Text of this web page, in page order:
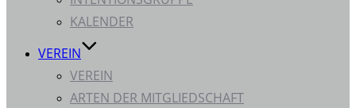
KALENDER
VEREIN
VEREIN
ARTEN DER MITGLIEDSCHAFT